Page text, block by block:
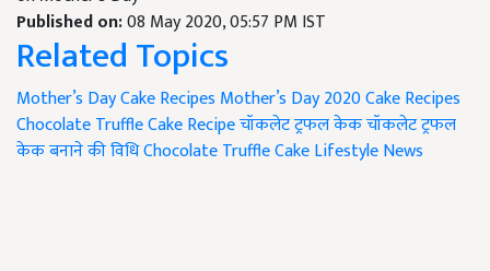
Published on:08 May 2020, 05:57 PM IST
Related Topics
Mother’s Day Cake Recipes Mother’s Day 2020Cake Recipes
Chocolate Truffle Cake Recipeचॉकलेट ट्रफल केकचॉकलेट ट्रफल
केक बनाने की विधिChocolate Truffle CakeLifestyle News